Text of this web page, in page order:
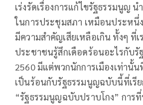
เร่งรัดเรื่องการแก้ไขรัฐธรรมนูญ น
ในการประชุมสภา เหมือนประหนึ่ง
มีความสำคัญเสียเหลือเกิน ทั้งๆ ที่เ
ประชาชนรู้สึกเดือดร้อนอะไรกับ
2560 มีแต่พวกนักการเมืองเท่านั้น
เป็นร้อนกับรัฐธรรมนูญฉบับนี้ที่เรี
“รัฐธรรมนูญฉบับปราบโกง” การที่